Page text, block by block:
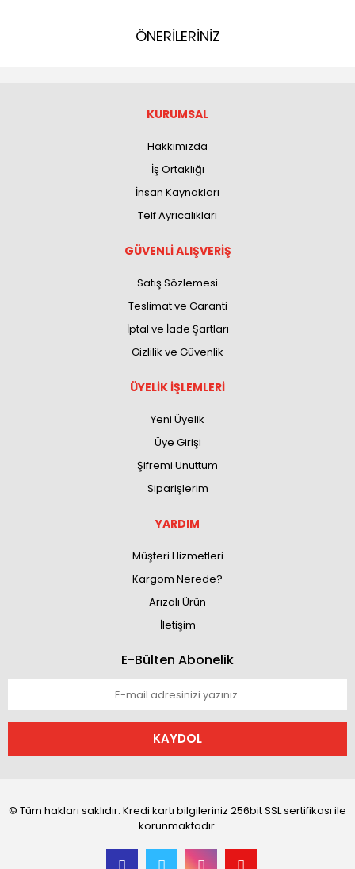
ÖNERİLERİNİZ
KURUMSAL
Hakkımızda
İş Ortaklığı
İnsan Kaynakları
Teif Ayrıcalıkları
GÜVENLİ ALIŞVERİŞ
Satış Sözlemesi
Teslimat ve Garanti
İptal ve İade Şartları
Gizlilik ve Güvenlik
ÜYELİK İŞLEMLERİ
Yeni Üyelik
Üye Girişi
Şifremi Unuttum
Siparişlerim
YARDIM
Müşteri Hizmetleri
Kargom Nerede?
Arızalı Ürün
İletişim
E-Bülten Abonelik
KAYDOL
© Tüm hakları saklıdır. Kredi kartı bilgileriniz 256bit SSL sertifikası ile
korunmaktadır.